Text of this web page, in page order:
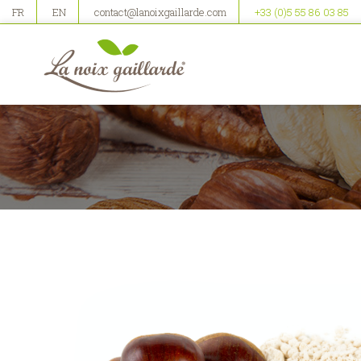
FR EN contact@lanoixgaillarde.com +33 (0)5 55 86 03 85